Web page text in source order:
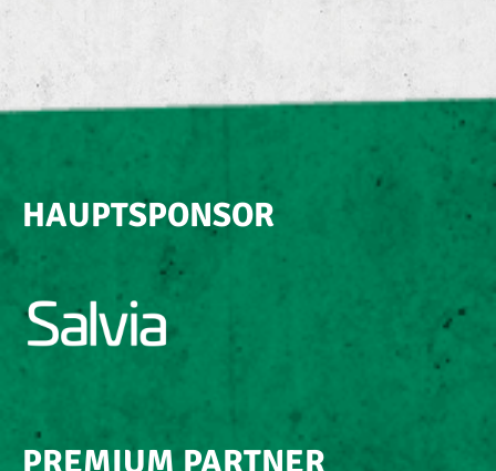
HAUPTSPONSOR
PREMIUM PARTNER